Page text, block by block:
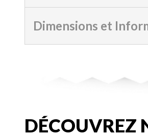
Dimensions et
DÉCOUVREZ